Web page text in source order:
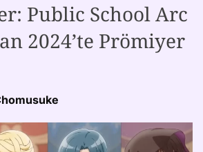
Public School Arc
2024’te Prömiyer